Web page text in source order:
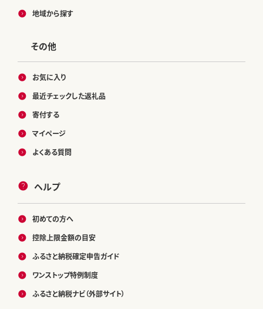
地域から探す
その他
お気に入り
最近チェックした返礼品
寄付する
マイページ
よくある質問
ヘルプ
初めての方へ
控除上限金額の目安
ふるさと納税確定申告ガイド
ワンストップ特例制度
ふるさと納税ナビ（外部サイト）